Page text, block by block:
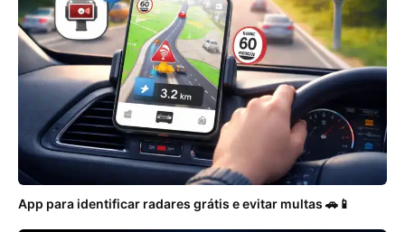
App para identificar radares grátis e evitar multas 🚗📱